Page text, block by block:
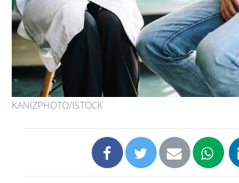
KANIZPHOTO/ISTOCK